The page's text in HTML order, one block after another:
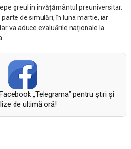
greul în învățământul preuniversitar.
de simulări, în luna martie, iar
va aduce evaluările naționale la
„Telegrama” pentru ştiri şi
de ultimă oră!